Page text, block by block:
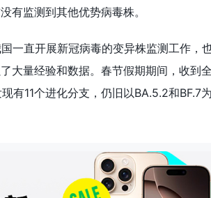
有监测到其他优势病毒株。
一直开展新冠病毒的变异株监测工作，
大量经验和数据。春节假期期间，收到
有11个进化分支，仍旧以BA.5.2和BF.7